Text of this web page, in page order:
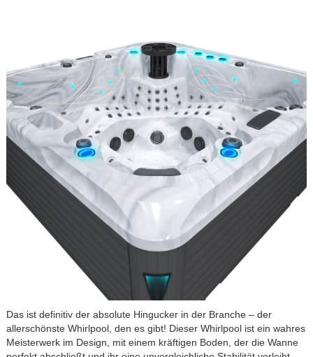
Das ist definitiv der absolute Hingucker in der Branche – der
allerschönste Whirlpool, den es gibt! Dieser Whirlpool ist ein wahres
Meisterwerk im Design, mit einem kräftigen Boden, der die Wanne